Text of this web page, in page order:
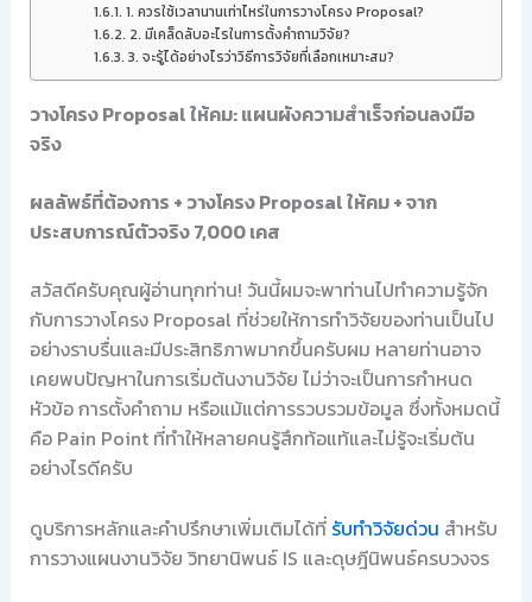
1. ควรใช้เวลานานเท่าไหร่ในการวางโครง Proposal?
2. มีเคล็ดลับอะไรในการตั้งคำถามวิจัย?
3. จะรู้ได้อย่างไรว่าวิธีการวิจัยที่เลือกเหมาะสม?
วางโครง Proposal ให้คม: แผนผังความสำเร็จก่อนลงมือ
จริง
ผลลัพธ์ที่ต้องการ + วางโครง Proposal ให้คม + จาก
ประสบการณ์ตัวจริง 7,000 เคส
สวัสดีครับคุณผู้อ่านทุกท่าน! วันนี้ผมจะพาท่านไปทำความรู้จัก
กับการวางโครง Proposal ที่ช่วยให้การทำวิจัยของท่านเป็นไป
อย่างราบรื่นและมีประสิทธิภาพมากขึ้นครับผม หลายท่านอาจ
เคยพบปัญหาในการเริ่มต้นงานวิจัย ไม่ว่าจะเป็นการกำหนด
หัวข้อ การตั้งคำถาม หรือแม้แต่การรวบรวมข้อมูล ซึ่งทั้งหมดนี้
คือ Pain Point ที่ทำให้หลายคนรู้สึกท้อแท้และไม่รู้จะเริ่มต้น
อย่างไรดีครับ
ดูบริการหลักและคำปรึกษาเพิ่มเติมได้ที่ รับทำวิจัยด่วน สำหรับ
การวางแผนงานวิจัย วิทยานิพนธ์ IS และดุษฎีนิพนธ์ครบวงจร